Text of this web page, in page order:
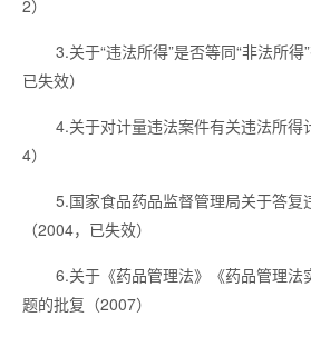
2）
3.关于“违法所得”是否等同“非法所得
已失效）
4.关于对计量违法案件有关违法所得
4）
5.国家食品药品监督管理局关于答复
（2004，已失效）
6.关于《药品管理法》《药品管理法
题的批复（2007）